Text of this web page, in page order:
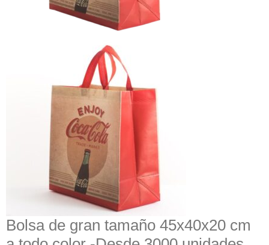
Bolsa de gran tamaño 45x40x20 cm